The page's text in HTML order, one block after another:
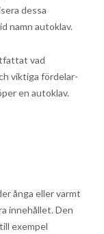
dessa
namn autoklav.
vad
viktiga fördelar-
en autoklav.
ånga eller varmt
innehållet. Den
exempel